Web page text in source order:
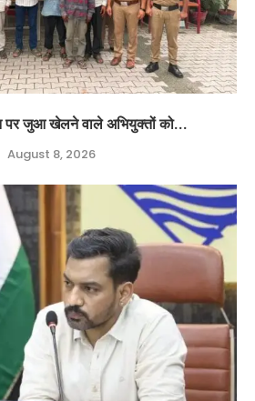
पर जुआ खेलने वाले अभियुक्तों को...
August 8, 2026